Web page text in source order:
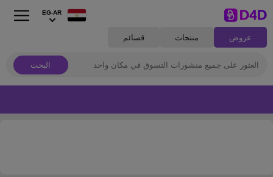
عروض منتجات قسائم
البحث
EG-AR